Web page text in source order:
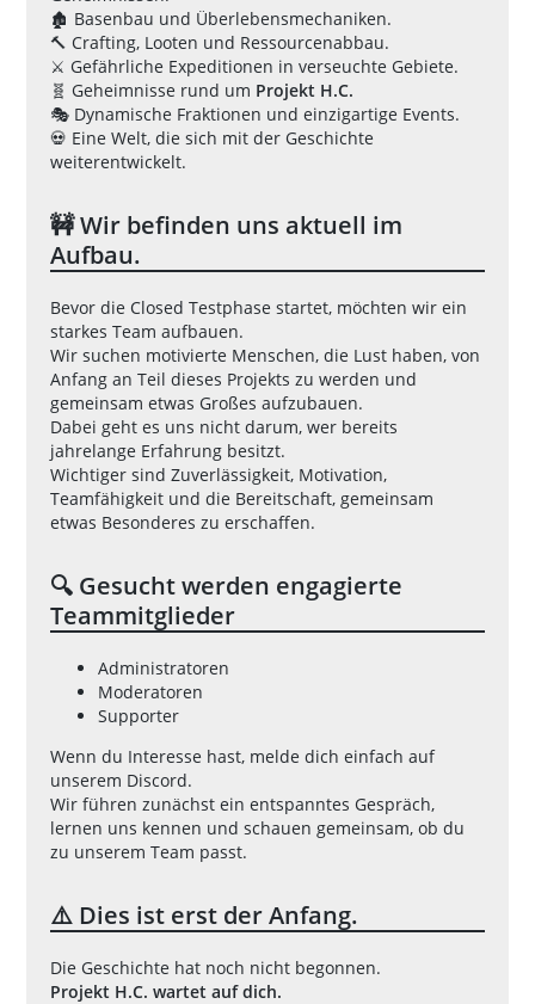
🏚️ Basenbau und Überlebensmechaniken.
🔨 Crafting, Looten und Ressourcenabbau.
⚔️ Gefährliche Expeditionen in verseuchte Gebiete.
🧬 Geheimnisse rund um Projekt H.C.
🎭 Dynamische Fraktionen und einzigartige Events.
💀 Eine Welt, die sich mit der Geschichte
weiterentwickelt.
🚧 Wir befinden uns aktuell im
Aufbau.
Bevor die Closed Testphase startet, möchten wir ein
starkes Team aufbauen.
Wir suchen motivierte Menschen, die Lust haben, von
Anfang an Teil dieses Projekts zu werden und
gemeinsam etwas Großes aufzubauen.
Dabei geht es uns nicht darum, wer bereits
jahrelange Erfahrung besitzt.
Wichtiger sind Zuverlässigkeit, Motivation,
Teamfähigkeit und die Bereitschaft, gemeinsam
etwas Besonderes zu erschaffen.
🔍 Gesucht werden engagierte
Teammitglieder
Administratoren
Moderatoren
Supporter
Wenn du Interesse hast, melde dich einfach auf
unserem Discord.
Wir führen zunächst ein entspanntes Gespräch,
lernen uns kennen und schauen gemeinsam, ob du
zu unserem Team passt.
⚠️ Dies ist erst der Anfang.
Die Geschichte hat noch nicht begonnen.
Projekt H.C. wartet auf dich.